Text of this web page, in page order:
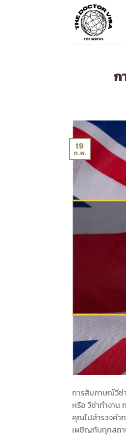
ก
19
ก.พ.
การสัมภาษณ์วีซ่
หรือ วีซ่าทำงาน
คุณไปสำรวจคำ
เผชิญกับทุกสถ